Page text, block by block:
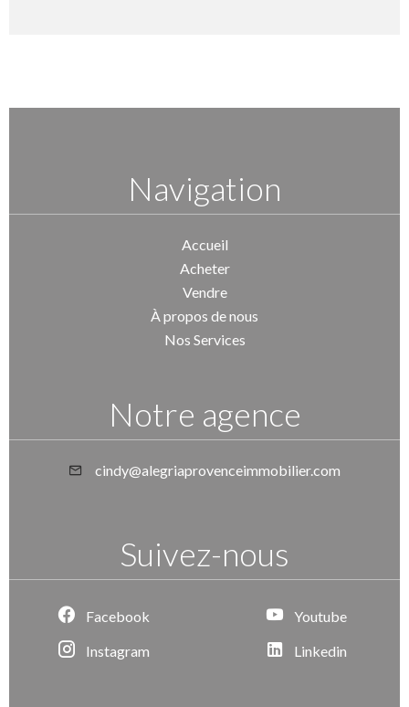
Navigation
Accueil
Acheter
Vendre
À propos de nous
Nos Services
Notre agence
cindy@alegriaprovenceimmobilier.com
Suivez-nous
Facebook
Instagram
Youtube
Linkedin